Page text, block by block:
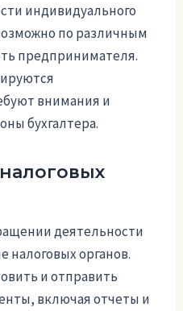
индивидуального
по различным
предпринимателя.
внимания и
бухгалтера.
деятельности
налоговых органов.
и отправить
включая отчеты и